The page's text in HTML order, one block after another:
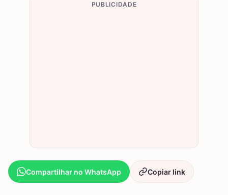
PUBLICIDADE
Compartilhar no WhatsApp Copiar link